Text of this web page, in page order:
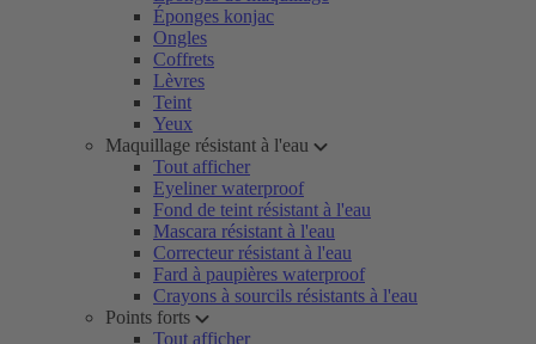
Éponges konjac
Ongles
Coffrets
Lèvres
Teint
Yeux
Maquillage résistant à l'eau
Tout afficher
Eyeliner waterproof
Fond de teint résistant à l'eau
Mascara résistant à l'eau
Correcteur résistant à l'eau
Fard à paupières waterproof
Crayons à sourcils résistants à l'eau
Points forts
Tout afficher